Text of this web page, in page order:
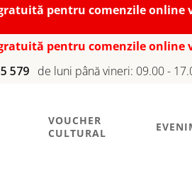
pentru comenzile online
pentru comenzile online
579 de luni până vineri: 09.00 -
VOUCHER
CULTURAL